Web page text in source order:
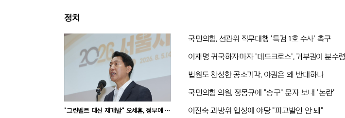
정치
"그린벨트 대신 재개발" 오세훈, 정부에 건
국민의힘, 선관위 직무대행 '특검 1호 수사' 촉구
이재명 귀국하자마자 '데드크로스', 거부권이 분수령
법원도 찬성한 공소기각, 야권은 왜 반대하나
국민의힘 의원, 정몽규에 "송구" 문자 보내 '논란'
이진숙 과방위 입성에 야당 "피고발인 안 돼"